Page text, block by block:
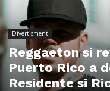
Divertisment
Reggaeton si
Puerto Rico a
Residente si